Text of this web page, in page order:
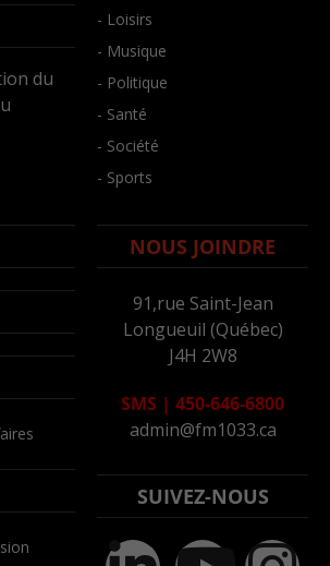
du
- Loisirs
- Musique
- Politique
- Santé
- Société
- Sports
NOUS JOINDRE
91,rue Saint-Jean
Longueuil (Québec)
J4H 2W8
SMS | 450-646-6800
admin@fm1033.ca
SUIVEZ-NOUS